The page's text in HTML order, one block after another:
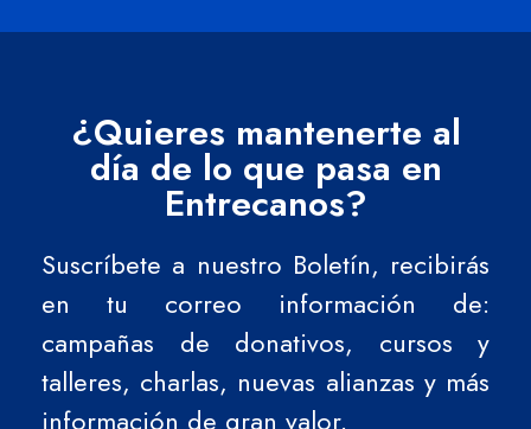
¿Quieres mantenerte al
día de lo que pasa en
Entrecanos?
Suscríbete a nuestro Boletín, recibirás
en tu correo información de:
campañas de donativos, cursos y
talleres, charlas, nuevas alianzas y más
información de gran valor.